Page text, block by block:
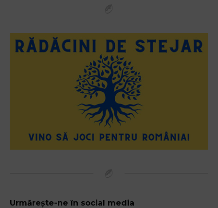
Urmărește-ne în social media